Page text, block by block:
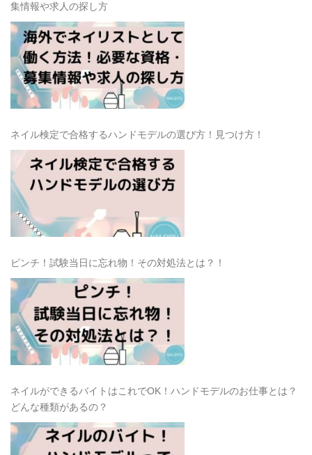
集情報や求人の探し方
ネイル検定で合格するハンドモデルの選び方！見つけ方！
ピンチ！試験当日に忘れ物！その対処法とは？！
ネイルができるバイトはこれでOK！ハンドモデルのお仕事とは？
どんな種類があるの？